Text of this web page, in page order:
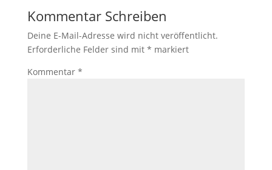
Kommentar Schreiben
Deine E-Mail-Adresse wird nicht veröffentlicht.
Erforderliche Felder sind mit * markiert
Kommentar *